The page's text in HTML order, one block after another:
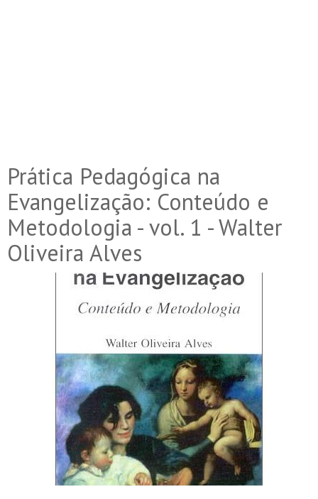
Prática Pedagógica na
Evangelização: Conteúdo e
Metodologia - vol. 1 - Walter
Oliveira Alves